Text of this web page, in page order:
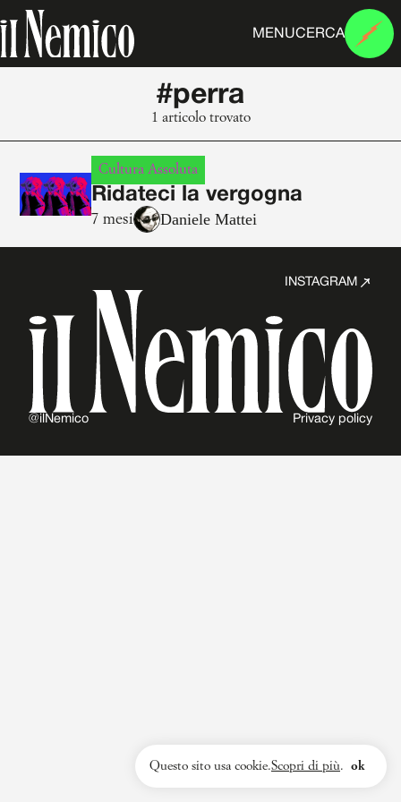
MENUCERCA
#perra
1 articolo trovato
Cultura Assoluta
Ridateci la vergogna
7 mesi Daniele Mattei
INSTAGRAM
@ilNemico Privacy policy
Questo sito usa cookie.Scopri di più. ok